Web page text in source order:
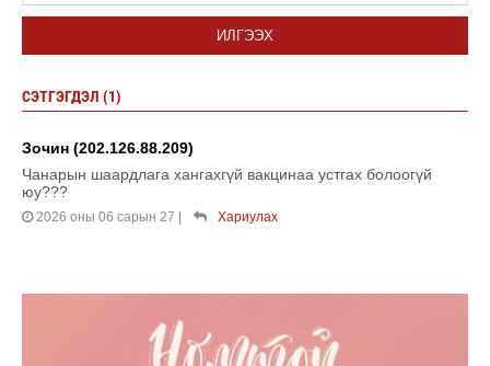
ИЛГЭЭХ
СЭТГЭГДЭЛ (1)
Зочин (202.126.88.209)
Чанарын шаардлага хангахгүй вакцинаа устгах болоогүй
юу???
2026 оны 06 сарын 27 | Хариулах